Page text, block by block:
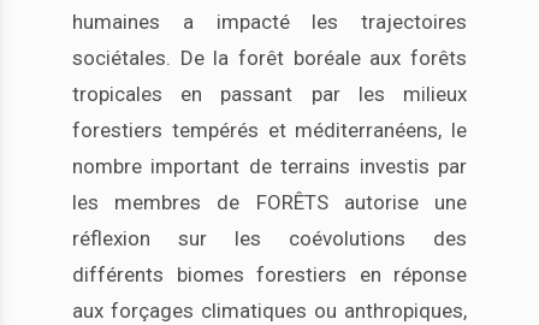
humaines a impacté les trajectoires
sociétales. De la forêt boréale aux forêts
tropicales en passant par les milieux
forestiers tempérés et méditerranéens, le
nombre important de terrains investis par
les membres de FORÊTS autorise une
réflexion sur les coévolutions des
différents biomes forestiers en réponse
aux forçages climatiques ou anthropiques,